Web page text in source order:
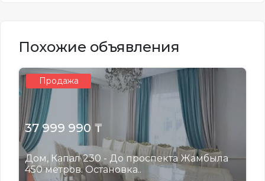
Похожие объявления
Продажа
37 999 990 ₸
Дом, Капал 230 - До проспекта Жамбыла
450 метров. Остановка..